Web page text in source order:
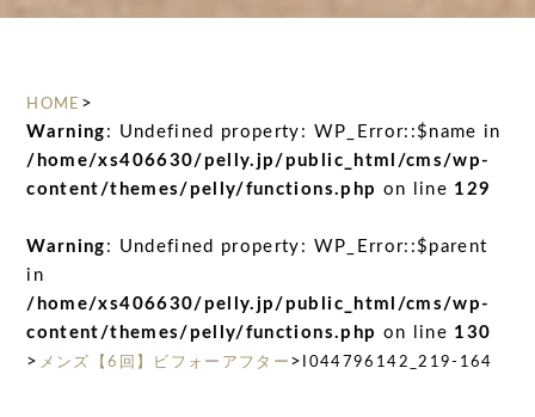
HOME >
Warning : Undefined property: WP_Error::$name in
/home/xs406630/pelly.jp/public_html/cms/wp-
content/themes/pelly/functions.php on line 129
Warning : Undefined property: WP_Error::$parent
in
/home/xs406630/pelly.jp/public_html/cms/wp-
content/themes/pelly/functions.php on line 130
> メンズ【6回】ビフォーアフター > I044796142_219-164